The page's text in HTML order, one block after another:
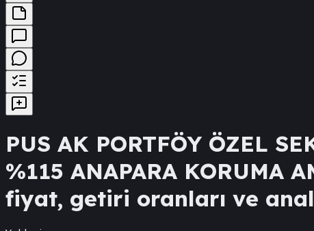
PUS AK PORTFÖY ÖZEL
%115 ANAPARA KORUMA
fiyat, getiri oranları ve